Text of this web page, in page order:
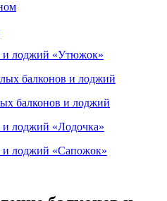
и лоджий «Утюжок»
балконов и лоджий
балконов и лоджий
и лоджий «Лодочка»
и лоджий «Сапожок»